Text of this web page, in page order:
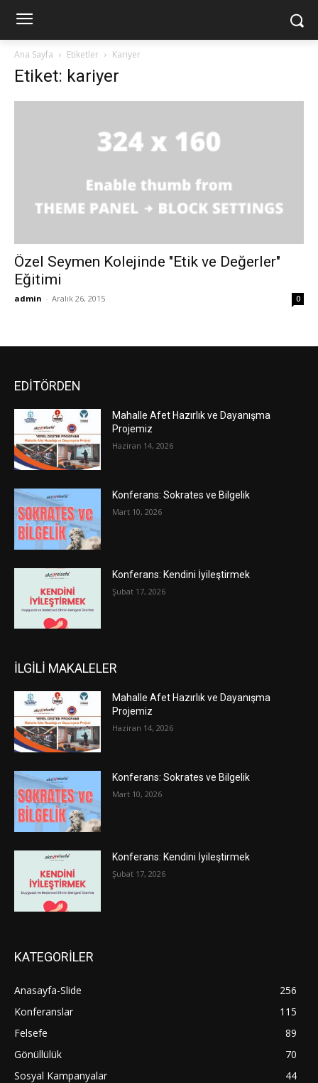
Ana Sayfa Etiketler Kariyer
Etiket: kariyer
Özel Seymen Kolejinde "Etik ve Değerler"
Eğitimi
admin - Aralık 26, 2015 0
EDİTÖRDEN
Mahalle Afet Hazırlık ve Dayanışma
Projemiz
Haziran 14, 2026
Konferans: Sokrates ve Bilgelik
Mart 10, 2026
Konferans: Kendini İyileştirmek
Şubat 17, 2026
İLGİLİ MAKALELER
Mahalle Afet Hazırlık ve Dayanışma
Projemiz
Haziran 14, 2026
Konferans: Sokrates ve Bilgelik
Mart 10, 2026
Konferans: Kendini İyileştirmek
Şubat 17, 2026
KATEGORİLER
Anasayfa-Slide
256
Konferanslar
115
Felsefe
89
Gönüllülük
70
Sosyal Kampanyalar
44